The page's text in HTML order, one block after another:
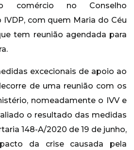
comércio no Conselho
IVDP, com quem Maria do Céu
tem reunião agendada para
excecionais de apoio ao
de uma reunião com os
nomeadamente o IVV e
o resultado das medidas
148-A/2020 de 19 de junho,
da crise causada pela